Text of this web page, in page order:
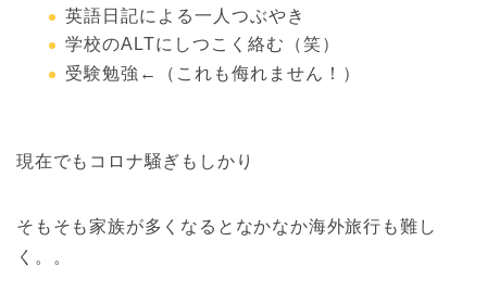
英語日記による一人つぶやき
学校のALTにしつこく絡む（笑）
受験勉強←（これも侮れません！）
現在でもコロナ騒ぎもしかり
そもそも家族が多くなるとなかなか海外旅行も難し
く。。